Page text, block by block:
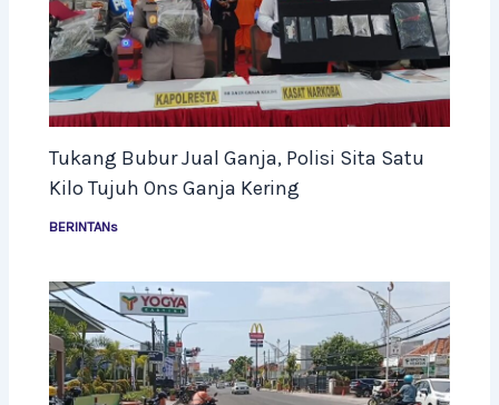
Tukang Bubur Jual Ganja, Polisi Sita Satu
Kilo Tujuh Ons Ganja Kering
BERINTANs